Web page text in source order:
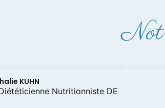
KUHN
Nutritionniste DE